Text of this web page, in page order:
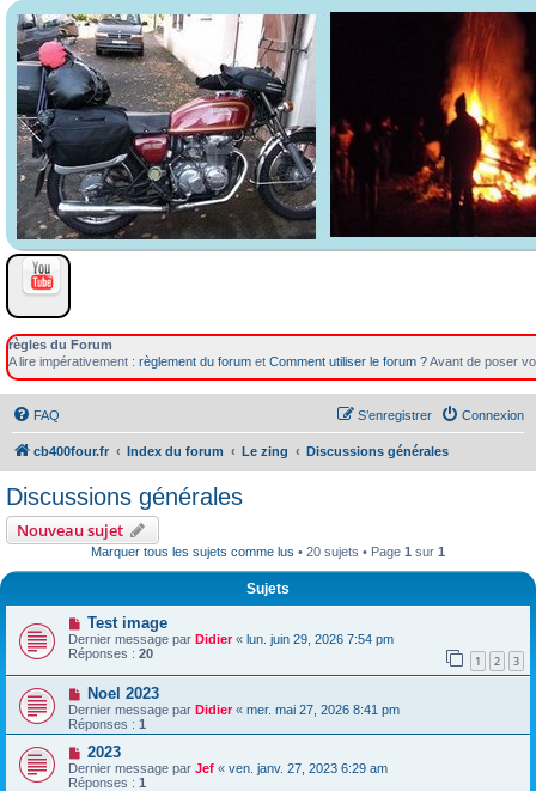
règles du Forum
A lire impérativement : règlement du forum et Comment utiliser le forum ?Avant de poser
FAQ Connexion
S’enregistrer
cb400four.fr Index du forum Le zing Discussions générales
Discussions générales
Nouveau sujet
Marquer tous les sujets comme lus • 20 sujets • Page 1 sur 1
Sujets
Test image
Dernier message par Didier« lun. juin 29, 2026 7:54 pm
Réponses : 20 1 2 3
Noel 2023
Dernier message par Didier« mer. mai 27, 2026 8:41 pm
Réponses : 1
2023
Dernier message par Jef « ven. janv. 27, 2023 6:29 am
Réponses : 1